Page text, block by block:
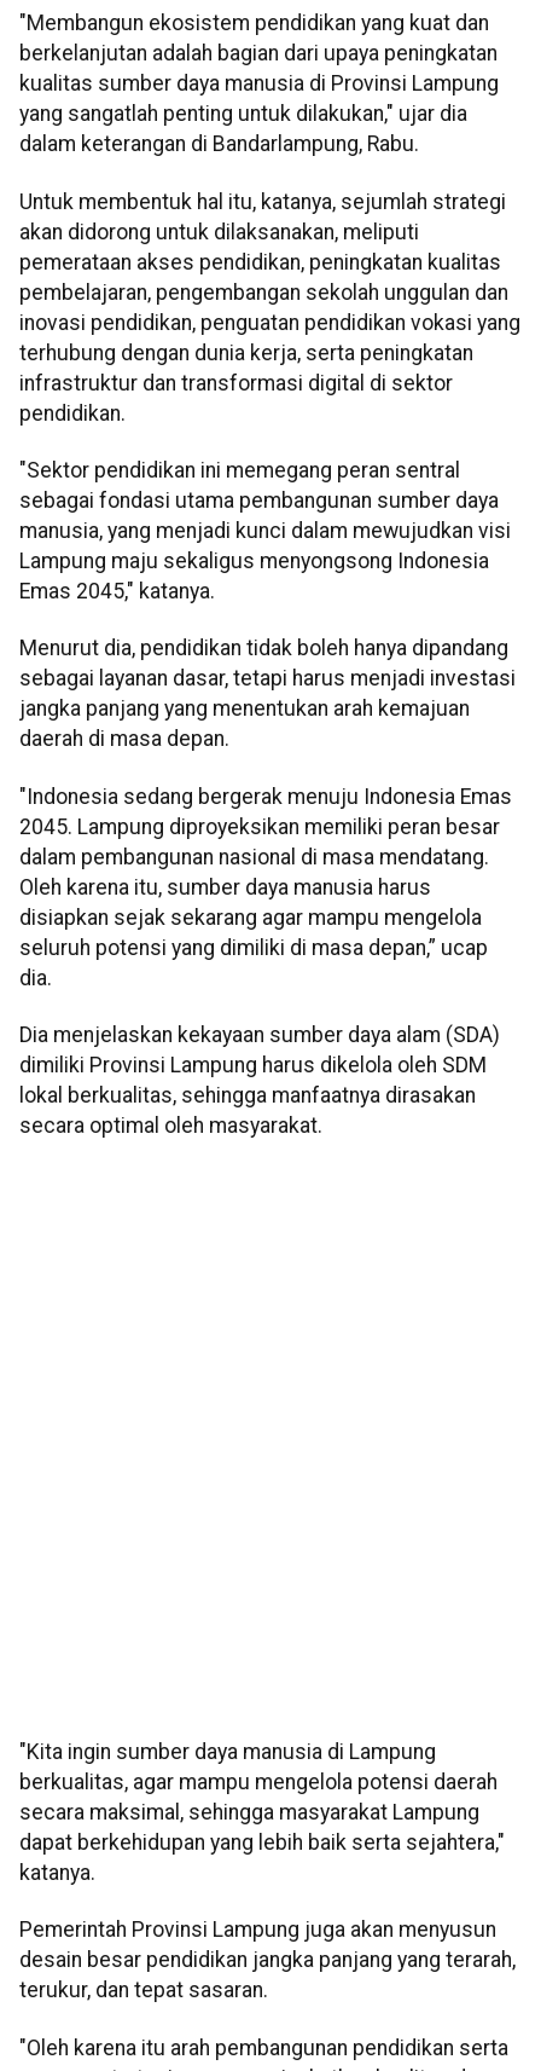
"Membangun ekosistem pendidikan yang kuat dan
berkelanjutan adalah bagian dari upaya peningkatan
kualitas sumber daya manusia di Provinsi Lampung
yang sangatlah penting untuk dilakukan," ujar dia
dalam keterangan di Bandarlampung, Rabu.
Untuk membentuk hal itu, katanya, sejumlah strategi
akan didorong untuk dilaksanakan, meliputi
pemerataan akses pendidikan, peningkatan kualitas
pembelajaran, pengembangan sekolah unggulan dan
inovasi pendidikan, penguatan pendidikan vokasi yang
terhubung dengan dunia kerja, serta peningkatan
infrastruktur dan transformasi digital di sektor
pendidikan.
"Sektor pendidikan ini memegang peran sentral
sebagai fondasi utama pembangunan sumber daya
manusia, yang menjadi kunci dalam mewujudkan visi
Lampung maju sekaligus menyongsong Indonesia
Emas 2045," katanya.
Menurut dia, pendidikan tidak boleh hanya dipandang
sebagai layanan dasar, tetapi harus menjadi investasi
jangka panjang yang menentukan arah kemajuan
daerah di masa depan.
"Indonesia sedang bergerak menuju Indonesia Emas
2045. Lampung diproyeksikan memiliki peran besar
dalam pembangunan nasional di masa mendatang.
Oleh karena itu, sumber daya manusia harus
disiapkan sejak sekarang agar mampu mengelola
seluruh potensi yang dimiliki di masa depan,” ucap
dia.
Dia menjelaskan kekayaan sumber daya alam (SDA)
dimiliki Provinsi Lampung harus dikelola oleh SDM
lokal berkualitas, sehingga manfaatnya dirasakan
secara optimal oleh masyarakat.
"Kita ingin sumber daya manusia di Lampung
berkualitas, agar mampu mengelola potensi daerah
secara maksimal, sehingga masyarakat Lampung
dapat berkehidupan yang lebih baik serta sejahtera,"
katanya.
Pemerintah Provinsi Lampung juga akan menyusun
desain besar pendidikan jangka panjang yang terarah,
terukur, dan tepat sasaran.
"Oleh karena itu arah pembangunan pendidikan serta